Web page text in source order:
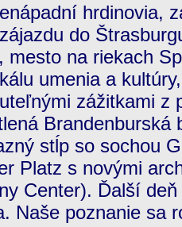
hrdinovia,
do
mesto na riekach
umenia a
zážitkami z
Brandenburská
stĺp so sochou
Platz s novými
Center). Ďalší
Naše poznanie sa